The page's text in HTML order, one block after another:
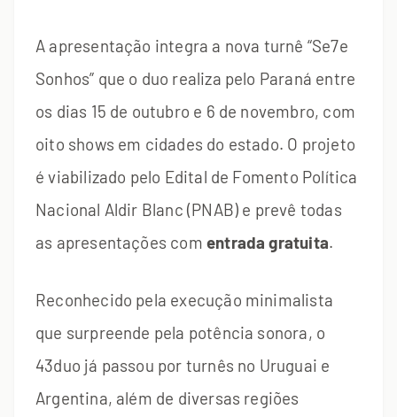
A apresentação integra a nova turnê “Se7e
Sonhos” que o duo realiza pelo Paraná entre
os dias 15 de outubro e 6 de novembro, com
oito shows em cidades do estado. O projeto
é viabilizado pelo Edital de Fomento Política
Nacional Aldir Blanc (PNAB) e prevê todas
as apresentações com entrada gratuita.
Reconhecido pela execução minimalista
que surpreende pela potência sonora, o
43duo já passou por turnês no Uruguai e
Argentina, além de diversas regiões